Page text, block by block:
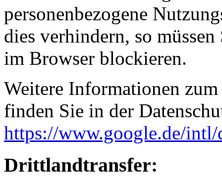
personenbezogene
dies verhindern, so
im Browser blockieren.
Weitere Informationen
finden Sie in der
https://www.google.de/
Drittlandtransfer: